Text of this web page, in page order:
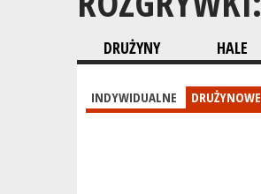
DRUŻYNY HALE
INDYWIDUALNE DRUŻYNOWE